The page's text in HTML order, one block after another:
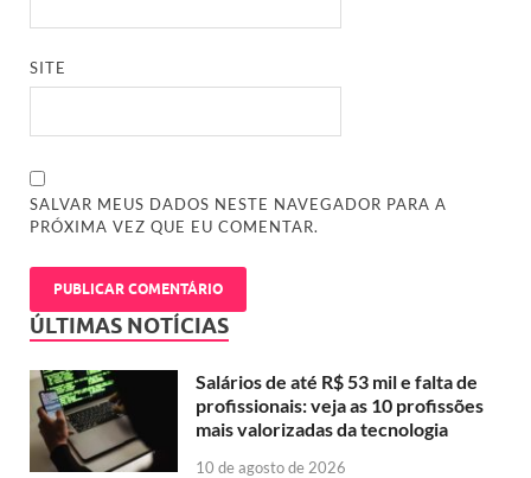
SITE
SALVAR MEUS DADOS NESTE NAVEGADOR PARA A
PRÓXIMA VEZ QUE EU COMENTAR.
ÚLTIMAS NOTÍCIAS
Salários de até R$ 53 mil e falta de
profissionais: veja as 10 profissões
mais valorizadas da tecnologia
10 de agosto de 2026